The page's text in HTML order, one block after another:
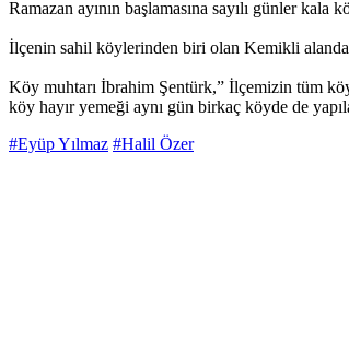
Ramazan ayının başlamasına sayılı günler
İlçenin sahil köylerinden biri olan Kemikli alanda
Köy muhtarı İbrahim Şentürk,” İlçemizin tüm
köy hayır yemeği aynı gün birkaç köyde de
#Eyüp Yılmaz #Halil Özer